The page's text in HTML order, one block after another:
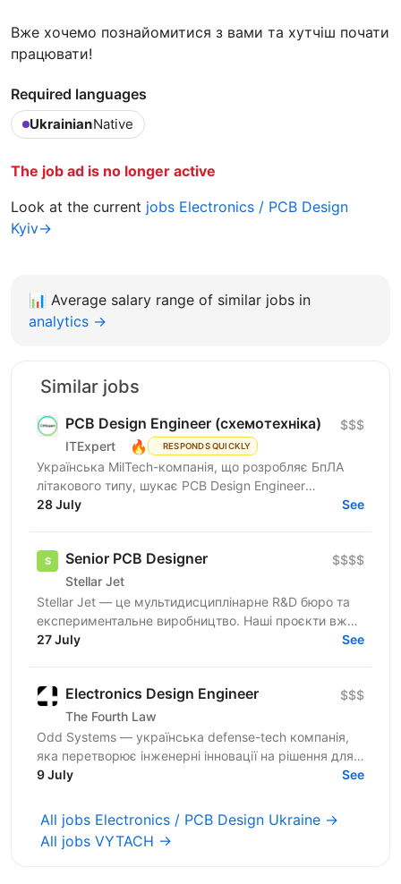
Вже хочемо познайомитися з вами та хутчіш почати
працювати!
Required languages
UkrainianNative
The job ad is no longer active
Look at the current jobs Electronics / PCB Design
Kyiv→
📊 Average salary range of similar jobs in
analytics →
Similar jobs
PCB Design Engineer (схемотехніка)
ITExpert 🔥 RESPONDS QUICKLY
$$$
Українська MilTech-компанія, що розробляє БпЛА
літакового типу, шукає PCB Design Engineer
(схемотехніка). Компанія запускає власну лінію
28 July See
Senior PCB Designer
Stellar Jet
$$$$
Stellar Jet — це мультидисциплінарне R&D бюро та
експериментальне виробництво. Наші проєкти вже
довели свою ефективність, і ми продовжуємо
27 July See
Electronics Design Engineer
The Fourth Law
$$$
Odd Systems — українська defense-tech компанія,
яка перетворює інженерні інновації на рішення для
захисту держави. Наша місія — створювати зброю...
9 July See
All jobs Electronics / PCB Design Ukraine →
All jobs VYTACH →